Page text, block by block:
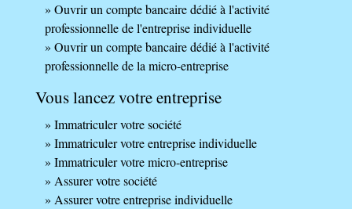
Ouvrir un compte bancaire dédié à l'activité
professionnelle de l'entreprise individuelle
Ouvrir un compte bancaire dédié à l'activité
professionnelle de la micro-entreprise
Vous lancez votre entreprise
Immatriculer votre société
Immatriculer votre entreprise individuelle
Immatriculer votre micro-entreprise
Assurer votre société
Assurer votre entreprise individuelle